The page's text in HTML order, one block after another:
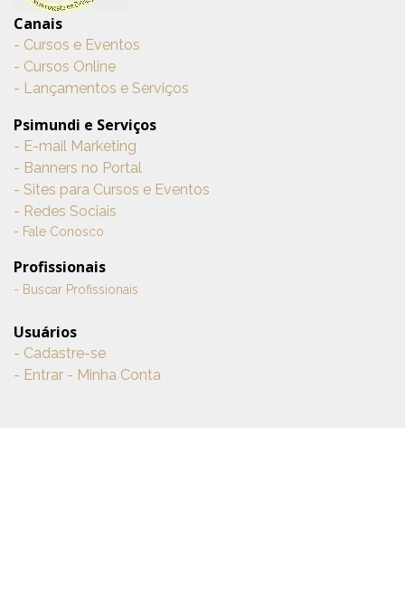
Canais
- Cursos e Eventos
- Cursos Online
- Lançamentos e Serviços
Psimundi e Serviços
- E-mail Marketing
- Banners no Portal
- Sites para Cursos e Eventos
- Redes Sociais
- Fale Conosco
Profissionais
- Buscar Profissionais
Usuários
- Cadastre-se
- Entrar - Minha Conta